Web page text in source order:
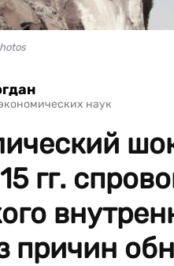
наук
гг.
причин